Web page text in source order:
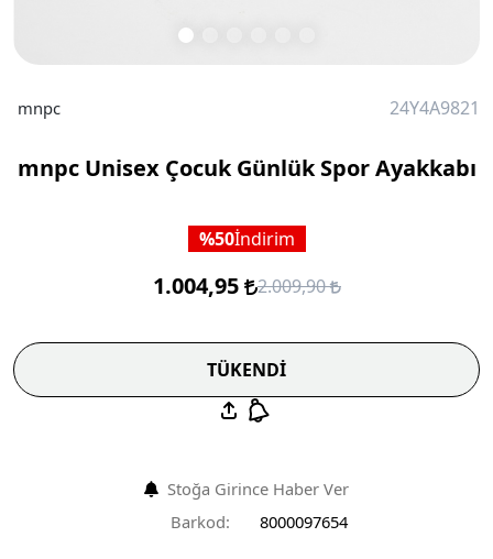
mnpc 24Y4A9821
mnpc Unisex Çocuk Günlük Spor Ayakkabı
50İndirim
1.004,95 2.009,90
TÜKENDİ
Stoğa Girince Haber Ver
Barkod:
8000097654